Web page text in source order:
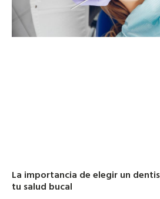
La importancia de elegir un
tu salud bucal